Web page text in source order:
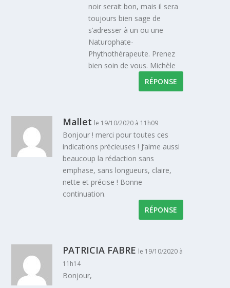
noir serait bon, mais il sera
toujours bien sage de
s’adresser à un ou une
Naturophate-
Phythothérapeute. Prenez
bien soin de vous. Michèle
RÉPONSE
Mallet le 19/10/2020 à 11h09
Bonjour ! merci pour toutes ces
indications précieuses ! J’aime aussi
beaucoup la rédaction sans
emphase, sans longueurs, claire,
nette et précise ! Bonne
continuation.
RÉPONSE
PATRICIA FABRE le 19/10/2020 à
11h14
Bonjour,